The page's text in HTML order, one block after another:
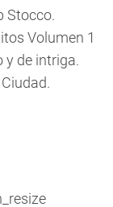
Stocco.
Volumen 1
y de intriga.